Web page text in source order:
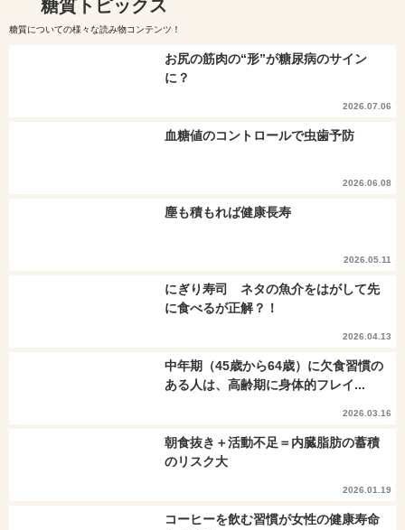
糖質トピックス
糖質についての様々な読み物コンテンツ！
お尻の筋肉の“形”が糖尿病のサイン
に？
2026.07.06
血糖値のコントロールで虫歯予防
2026.06.08
塵も積もれば健康長寿
2026.05.11
にぎり寿司 ネタの魚介をはがして先
に食べるが正解？！
2026.04.13
中年期（45歳から64歳）に欠食習慣の
ある人は、高齢期に身体的フレイ...
2026.03.16
朝食抜き＋活動不足＝内臓脂肪の蓄積
のリスク大
2026.01.19
コーヒーを飲む習慣が女性の健康寿命